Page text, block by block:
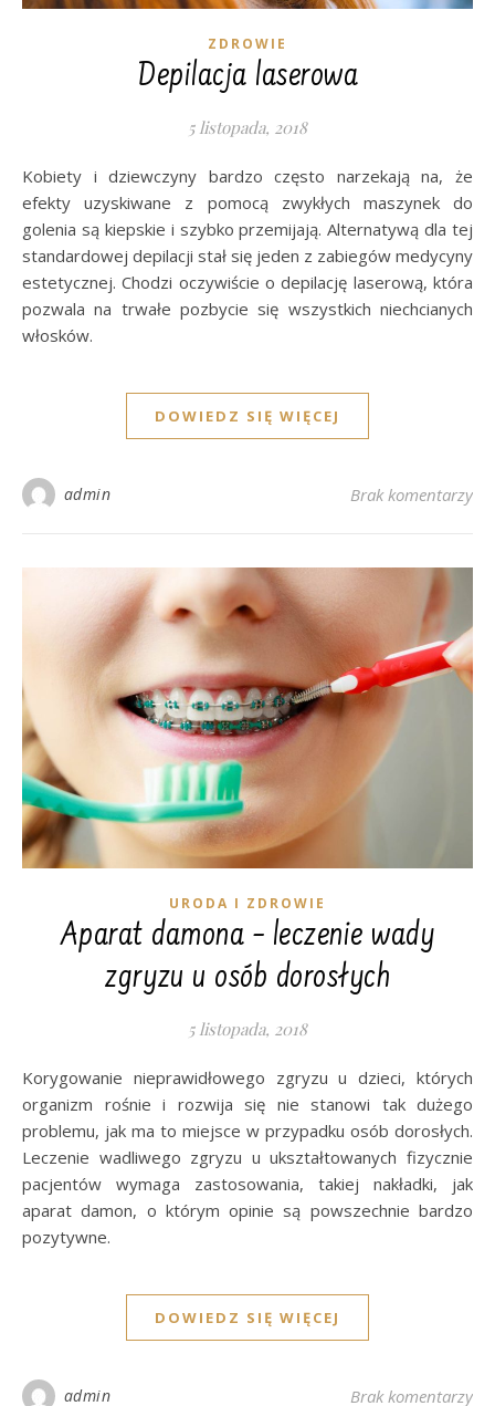
ZDROWIE
Depilacja laserowa
5 listopada, 2018
Kobiety i dziewczyny bardzo często narzekają na, że
efekty uzyskiwane z pomocą zwykłych maszynek do
golenia są kiepskie i szybko przemijają. Alternatywą dla tej
standardowej depilacji stał się jeden z zabiegów medycyny
estetycznej. Chodzi oczywiście o depilację laserową, która
pozwala na trwałe pozbycie się wszystkich niechcianych
włosków.
DOWIEDZ SIĘ WIĘCEJ
admin Brak komentarzy
URODA I ZDROWIE
Aparat damona – leczenie wady
zgryzu u osób dorosłych
5 listopada, 2018
Korygowanie nieprawidłowego zgryzu u dzieci, których
organizm rośnie i rozwija się nie stanowi tak dużego
problemu, jak ma to miejsce w przypadku osób dorosłych.
Leczenie wadliwego zgryzu u ukształtowanych fizycznie
pacjentów wymaga zastosowania, takiej nakładki, jak
aparat damon, o którym opinie są powszechnie bardzo
pozytywne.
DOWIEDZ SIĘ WIĘCEJ
admin Brak komentarzy